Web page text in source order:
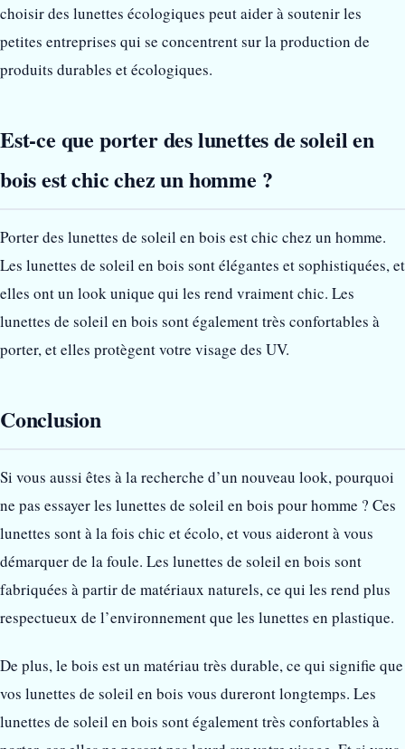
choisir des lunettes écologiques peut aider à soutenir les
petites entreprises qui se concentrent sur la production de
produits durables et écologiques.
Est-ce que porter des lunettes de soleil en
bois est chic chez un homme ?
Porter des lunettes de soleil en bois est chic chez un homme.
Les lunettes de soleil en bois sont élégantes et sophistiquées, et
elles ont un look unique qui les rend vraiment chic. Les
lunettes de soleil en bois sont également très confortables à
porter, et elles protègent votre visage des UV.
Conclusion
Si vous aussi êtes à la recherche d’un nouveau look, pourquoi
ne pas essayer les lunettes de soleil en bois pour homme ? Ces
lunettes sont à la fois chic et écolo, et vous aideront à vous
démarquer de la foule. Les lunettes de soleil en bois sont
fabriquées à partir de matériaux naturels, ce qui les rend plus
respectueux de l’environnement que les lunettes en plastique.
De plus, le bois est un matériau très durable, ce qui signifie que
vos lunettes de soleil en bois vous dureront longtemps. Les
lunettes de soleil en bois sont également très confortables à